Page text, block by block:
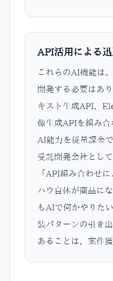
API活用による
これらのAI機能は
開発する必要はあ
キスト生成API、
像生成APIを組み合
AI能力を従量課金
受託開発会社とし
「API組み合わせ
ハウ自体が商品に
もAIで何かやりた
装パターンの引き
あることは、案件